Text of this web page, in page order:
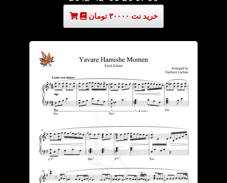
خرید نت ۳۰۰۰۰ تومان